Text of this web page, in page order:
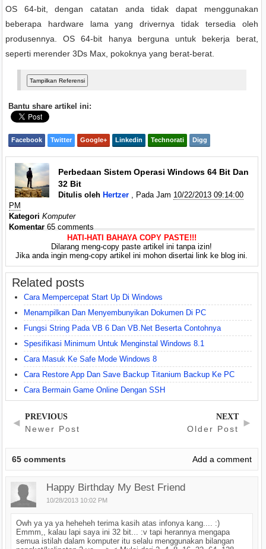
OS 64-bit, dengan catatan anda tidak dapat menggunakan
beberapa hardware lama yang drivernya tidak tersedia oleh
produsennya. OS 64-bit hanya berguna untuk bekerja berat,
seperti merender 3Ds Max, pokoknya yang berat-berat.
Bantu share artikel ini:
Facebook Twitter Google+ Linkedin Technorati Digg
Perbedaan Sistem Operasi Windows 64 Bit Dan
32 Bit
Ditulis oleh Hertzer, Pada Jam 10/22/2013 09:14:00
PM
Kategori Komputer
Komentar65 comments
HATI-HATI BAHAYA COPY PASTE!!!
Dilarang meng-copy paste artikel ini tanpa izin!
Jika anda ingin meng-copy artikel ini mohon disertai link ke blog ini.
Related posts
Cara Mempercepat Start Up Di Windows
Menampilkan Dan Menyembunyikan Dokumen Di PC
Fungsi String Pada VB 6 Dan VB.Net Beserta Contohnya
Spesifikasi Minimum Untuk Menginstal Windows 8.1
Cara Masuk Ke Safe Mode Windows 8
Cara Restore App Dan Save Backup Titanium Backup Ke PC
Cara Bermain Game Online Dengan SSH
◄
PREVIOUS
Newer Post ►
NEXT
Older Post
65 comments Add a comment
Happy Birthday My Best Friend
10/28/2013 10:02 PM
Owh ya ya ya heheheh terima kasih atas infonya kang.... :)
Emmm,, kalau lapi saya ini 32 bit... :v tapi herannya mengapa
semua istilah dalam komputer itu selalu menggunakan bilangan